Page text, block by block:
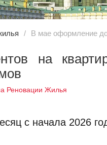
В мае оформление
на
Реновации Жилья
с начала 2026